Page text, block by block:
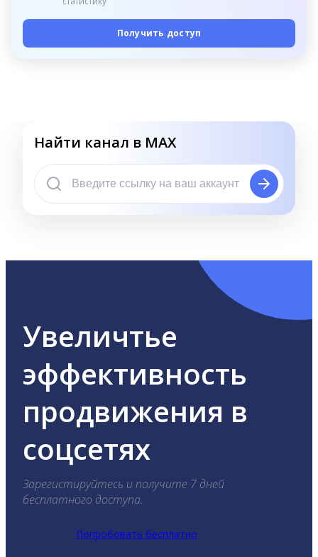
Получить доступ
Найти канал в MAX
Увеличтье
эффективность
продвижения в
соцсетях
Зарегистируйтесь и получите 7 дней
бесплатного доступа.
Попробовать бесплатно